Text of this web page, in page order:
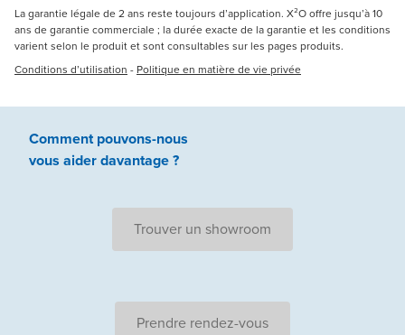
La garantie légale de 2 ans reste toujours d’application. X²O offre jusqu’à 10
ans de garantie commerciale ; la durée exacte de la garantie et les conditions
varient selon le produit et sont consultables sur les pages produits.
Conditions d’utilisation - Politique en matière de vie privée
Comment pouvons-nous
vous aiderdavantage ?
Trouver un showroom
Prendre rendez-vous